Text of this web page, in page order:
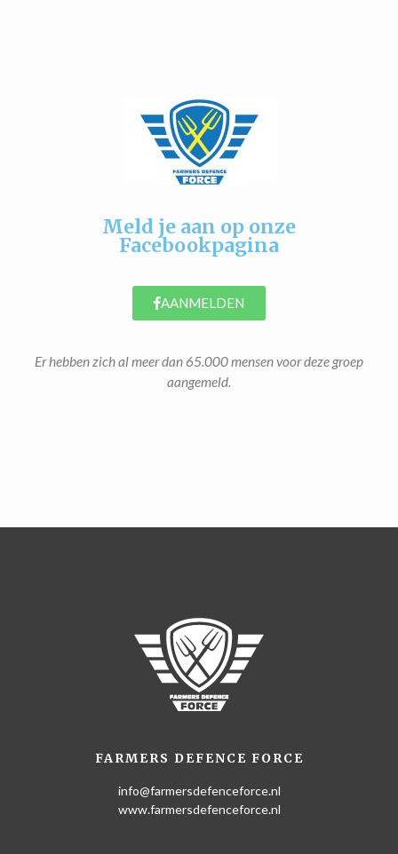
Meld je aan op onze
Facebookpagina
AANMELDEN
Er hebben zich al meer dan 65.000 mensen voor deze groep
aangemeld.
FARMERS DEFENCE FORCE
info@farmersdefenceforce.nl
www.farmersdefenceforce.nl